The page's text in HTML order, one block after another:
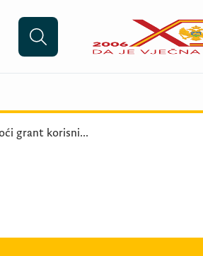
grant korisni...